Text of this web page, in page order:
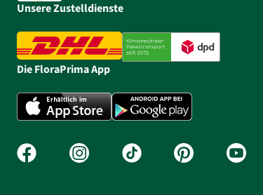
Unsere Zustelldienste
Die FloraPrima App